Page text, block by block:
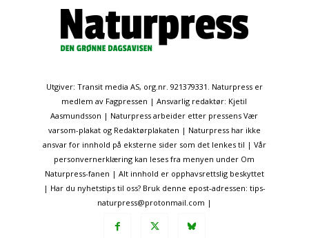
Utgiver: Transit media AS, org.nr. 921379331. Naturpress er
medlem av Fagpressen | Ansvarlig redaktør: Kjetil
Aasmundsson | Naturpress arbeider etter pressens Vær
varsom-plakat og Redaktørplakaten | Naturpress har ikke
ansvar for innhold på eksterne sider som det lenkes til | Vår
personvernerklæring kan leses fra menyen under Om
Naturpress-fanen | Alt innhold er opphavsrettslig beskyttet
| Har du nyhetstips til oss? Bruk denne epost-adressen: tips-
naturpress@protonmail.com |